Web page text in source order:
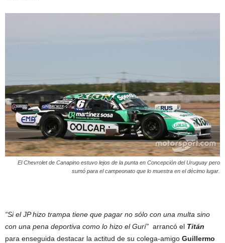
El Chevrolet de Canapino estuvo lejos de la punta en Concepción del Uruguay pero
sumó para el campeonato que lo muestra en el décimo lugar.
“Si el JP hizo trampa tiene que pagar no sólo con una multa sino
con una pena deportiva como lo hizo el Gurí” arrancó el Titán
para enseguida destacar la actitud de su colega-amigo Guillermo